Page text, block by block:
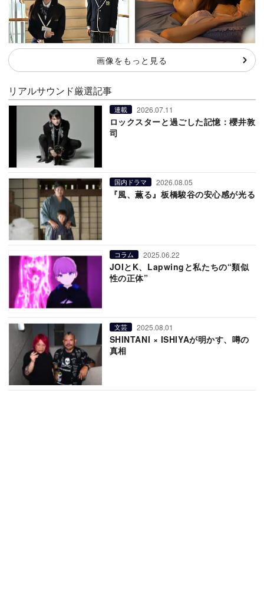
画像をもっと見る
リアルサウンド厳選記事
連載 2026.07.11
ロックスターと過ごした記憶：櫻井敦
司
国内ドラマ 2026.08.05
『風、薫る』板橋駿谷の安心感が光る
コラム 2025.06.22
JOIとK、Lapwingと私たちの“類似
性の正体”
文芸 2025.08.01
SHINTANI × ISHIYAが明かす、噂の
真相